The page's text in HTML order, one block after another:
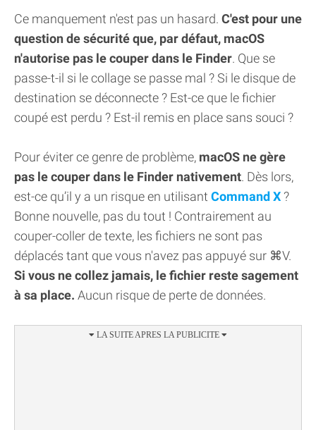
Ce manquement n'est pas un hasard. C'est pour une
question de sécurité que, par défaut, macOS
n'autorise pas le couper dans le Finder. Que se
passe-t-il si le collage se passe mal ? Si le disque de
destination se déconnecte ? Est-ce que le fichier
coupé est perdu ? Est-il remis en place sans souci ?
Pour éviter ce genre de problème, macOS ne gère
pas le couper dans le Finder nativement. Dès lors,
est-ce qu’il y a un risque en utilisant Command X?
Bonne nouvelle, pas du tout ! Contrairement au
couper-coller de texte, les fichiers ne sont pas
déplacés tant que vous n'avez pas appuyé sur ⌘V.
Si vous ne collez jamais, le fichier reste sagement
à sa place. Aucun risque de perte de données.